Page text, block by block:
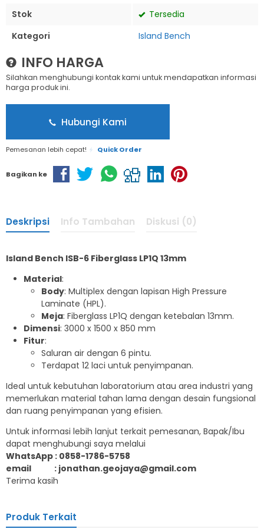
Stok
Tersedia
Kategori
Island Bench
INFO HARGA
Silahkan menghubungi kontak kami untuk mendapatkan informasi
harga produk ini.
Hubungi Kami
Pemesanan lebih cepat! Quick Order
Bagikan ke
Deskripsi Info Tambahan Diskusi (0)
Island Bench ISB-6 Fiberglass LP1Q 13mm
Material:
Body: Multiplex dengan lapisan High Pressure
Laminate (HPL).
Meja: Fiberglass LP1Q dengan ketebalan 13mm.
Dimensi: 3000 x 1500 x 850 mm
Fitur:
Saluran air dengan 6 pintu.
Terdapat 12 laci untuk penyimpanan.
Ideal untuk kebutuhan laboratorium atau area industri yang
memerlukan material tahan lama dengan desain fungsional
dan ruang penyimpanan yang efisien.
Untuk informasi lebih lanjut terkait pemesanan, Bapak/Ibu
dapat menghubungi saya melalui
WhatsApp : 0858-1786-5758
email : jonathan.geojaya@gmail.com
Terima kasih
Produk Terkait